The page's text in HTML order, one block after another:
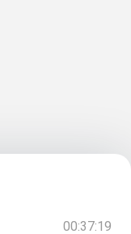
00:37:19